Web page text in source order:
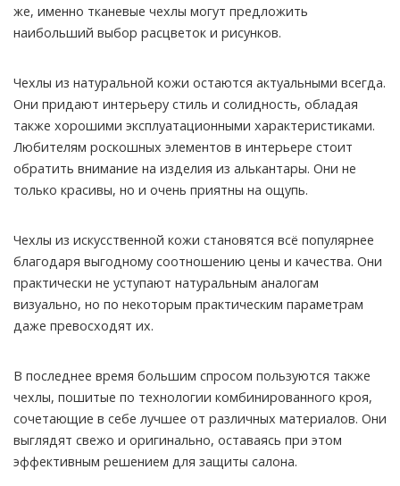
же, именно тканевые чехлы могут предложить
наибольший выбор расцветок и рисунков.
Чехлы из натуральной кожи остаются актуальными всегда.
Они придают интерьеру стиль и солидность, обладая
также хорошими эксплуатационными характеристиками.
Любителям роскошных элементов в интерьере стоит
обратить внимание на изделия из алькантары. Они не
только красивы, но и очень приятны на ощупь.
Чехлы из искусственной кожи становятся всё популярнее
благодаря выгодному соотношению цены и качества. Они
практически не уступают натуральным аналогам
визуально, но по некоторым практическим параметрам
даже превосходят их.
В последнее время большим спросом пользуются также
чехлы, пошитые по технологии комбинированного кроя,
сочетающие в себе лучшее от различных материалов. Они
выглядят свежо и оригинально, оставаясь при этом
эффективным решением для защиты салона.